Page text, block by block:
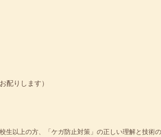
配りします）
生以上の方、「ケガ防止対策」の正しい理解と技術の